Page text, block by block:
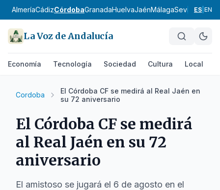
AlmeríaCádizCórdobaGranadaHuelvaJaénMálagaSevillaES EN
La Voz de Andalucía
Economía Tecnología Sociedad Cultura Local
Cordoba
El Córdoba CF se medirá al Real Jaén en
su 72 aniversario
El Córdoba CF se medirá
al Real Jaén en su 72
aniversario
El amistoso se jugará el 6 de agosto en el